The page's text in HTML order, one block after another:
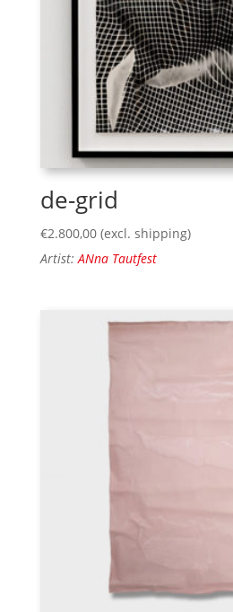
de-grid
€2.800,00 (excl. shipping)
Artist:ANna Tautfest